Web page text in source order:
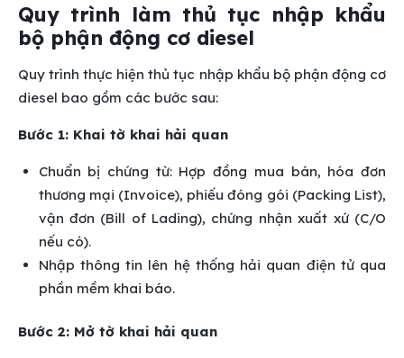
Quy trình làm thủ tục nhập khẩu
bộ phận động cơ diesel
Quy trình thực hiện thủ tục nhập khẩu bộ phận động cơ
diesel bao gồm các bước sau:
Bước 1: Khai tờ khai hải quan
Chuẩn bị chứng từ: Hợp đồng mua bán, hóa đơn
thương mại (Invoice), phiếu đóng gói (Packing List),
vận đơn (Bill of Lading), chứng nhận xuất xứ (C/O
nếu có).
Nhập thông tin lên hệ thống hải quan điện tử qua
phần mềm khai báo.
Bước 2: Mở tờ khai hải quan